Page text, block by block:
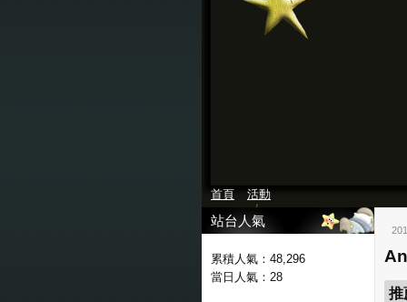
首頁 活動
推
站台人氣
累積人氣： 48,296
當日人氣： 28